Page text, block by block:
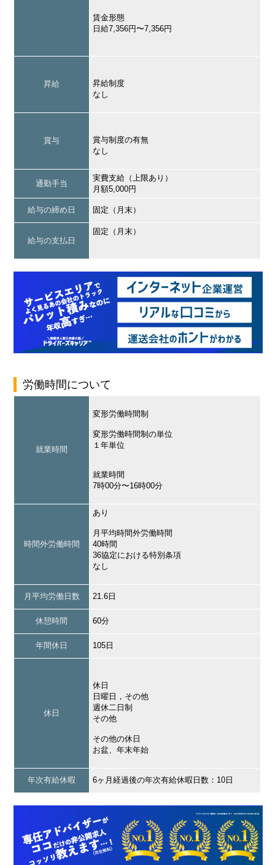
賃金形態
日給7,356円〜7,356円
昇給
昇給制度
なし
賞与
賞与制度の有無
なし
通勤手当
実費支給（上限あり）
月額5,000円
給与の締め日 固定（月末）
給与の支払日
固定（月末）
労働時間について
就業時間
変形労働時間制
変形労働時間制の単位
１年単位
就業時間
7時00分〜16時00分
時間外労働時間
あり
月平均時間外労働時間
40時間
36協定における特別条項
なし
月平均労働日数 21.6日
休憩時間 60分
年間休日 105日
休日
休日
日曜日，その他
週休二日制
その他
その他の休日
お盆、年末年始
年次有給休暇 6ヶ月経過後の年次有給休暇日数：10日